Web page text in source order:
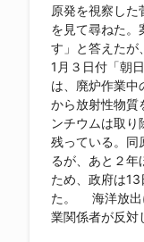
原発を視察し
を見て尋ねた。
す」と答えたが
1月３日付「朝
は、廃炉作業中
から放射性物質
ンチウムは取り
残っている。同
るが、あと２年
ため、政府は
た。 海洋放出
業関係者が反対